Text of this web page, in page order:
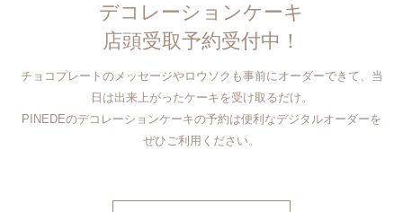
デコレーションケーキ
店頭受取予約受付中！
チョコプレートのメッセージやロウソクも事前にオーダーできて、当
日は出来上がったケーキを受け取るだけ。
PINEDEのデコレーションケーキの予約は便利なデジタルオーダーを
ぜひご利用ください。